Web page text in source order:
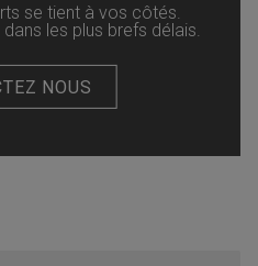
se tient à vos côtés.
les plus brefs délais.
NOUS